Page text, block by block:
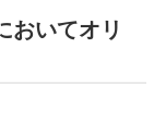
おいてオリ